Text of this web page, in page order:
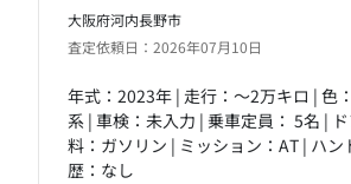
大阪府河内長野市
査定依頼日：2026年07月10日
年式：2023年 | 走行：～2万キロ | 色
系 | 車検：未入力 | 乗車定員： 5名 |
料：ガソリン | ミッション：AT | ハン
歴：なし